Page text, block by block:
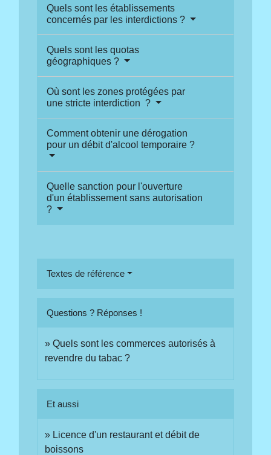
Quels sont les établissements
concernés par les interdictions ?
Quels sont les quotas
géographiques ?
Où sont les zones protégées par
une stricte interdiction ?
Comment obtenir une dérogation
pour un débit d'alcool temporaire ?
Quelle sanction pour l'ouverture
d'un établissement sans autorisation
?
Textes de référence
Questions ? Réponses !
Quels sont les commerces autorisés à
revendre du tabac ?
Et aussi
Licence d'un restaurant et débit de
boissons